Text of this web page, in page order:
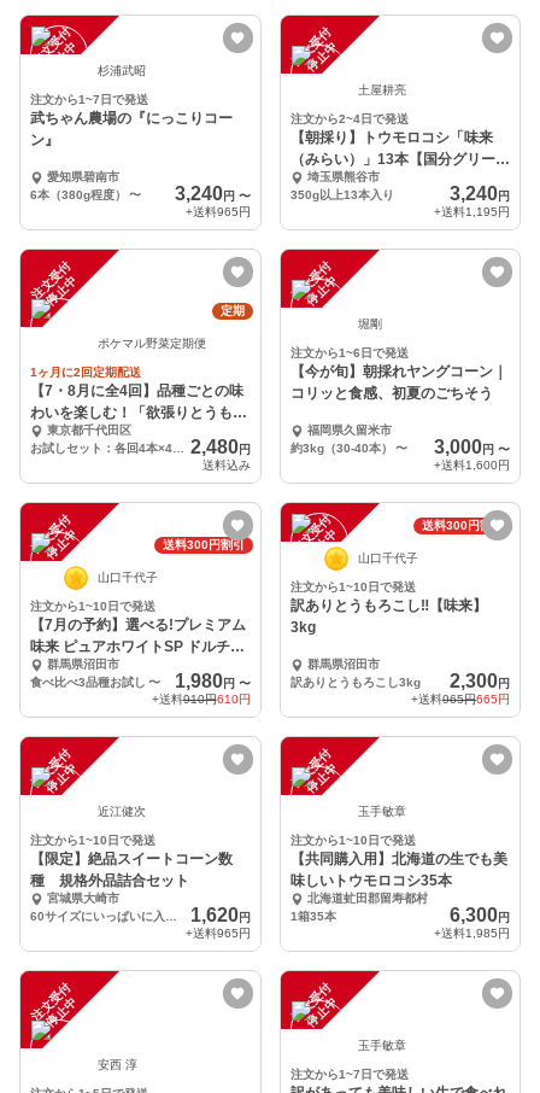
注
文
受
付
停
止
中 杉浦武昭
注文から1~7日で発送
武ちゃん農場の『にっこりコー
ン』
愛知県碧南市
6本（380g程度）
〜 3,240円 〜
+送料965円
注
文
受
付
停
止
中
土屋耕亮
注文から2~4日で発送
【朝採り】トウモロコシ「味来
（みらい）」13本【国分グリーン
ファーム】
埼玉県熊谷市
350g以上13本入り
3,240円
+送料1,195円
注
文
受
付
停
止
中
定期
ポケマル野菜定期便
1ヶ月に2回定期配送
【7・8月に全4回】品種ごとの味
わいを楽しむ！「欲張りとうもろ
こしの定期便」
東京都千代田区
2,480円
送料込み
注
文
受
付
停
止
中
堀剛
注文から1~6日で発送
【今が旬】朝採れヤングコーン｜
コリッと食感、初夏のごちそう
福岡県久留米市
約3kg（30-40本）
〜 3,000円 〜
+送料1,600円
注
文
受
付
停
止
中 送料300円割引
山口千代子
注文から1~10日で発送
【7月の予約】選べる!プレミアム
味来 ピュアホワイトSP ドルチェ
ドリーム
群馬県沼田市
食べ比べ3品種お試し 〜 1,980円 〜
+送料910円610円
注
文
受
付
停
止
中
送料300円割引
山口千代子
注文から1~10日で発送
訳ありとうもろこし‼️【味来】
3kg
群馬県沼田市
訳ありとうもろこし3kg
2,300円
+送料965円665円
注
文
受
付
停
止
中
近江健次
注文から1~10日で発送
【限定】絶品スイートコーン数
種 規格外品詰合セット
宮城県大崎市
1,620円
+送料965円
注
文
受
付
停
止
中
玉手敏章
注文から1~10日で発送
【共同購入用】北海道の生でも美
味しいトウモロコシ35本
北海道虻田郡留寿都村
1箱35本
6,300円
+送料1,985円
注
文
受
付
停
止
中
安西 淳
注
文
受
付
停
止
中
玉手敏章
注文から1~7日で発送